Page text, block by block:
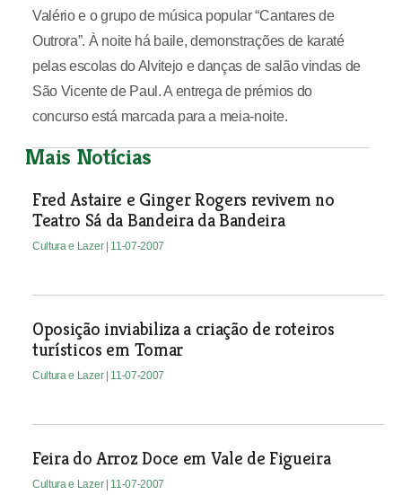
Valério e o grupo de música popular “Cantares de
Outrora”. À noite há baile, demonstrações de karaté
pelas escolas do Alvitejo e danças de salão vindas de
São Vicente de Paul. A entrega de prémios do
concurso está marcada para a meia-noite.
Mais Notícias
Fred Astaire e Ginger Rogers revivem no
Teatro Sá da Bandeira da Bandeira
Cultura e Lazer | 11-07-2007
Oposição inviabiliza a criação de roteiros
turísticos em Tomar
Cultura e Lazer | 11-07-2007
Feira do Arroz Doce em Vale de Figueira
Cultura e Lazer | 11-07-2007